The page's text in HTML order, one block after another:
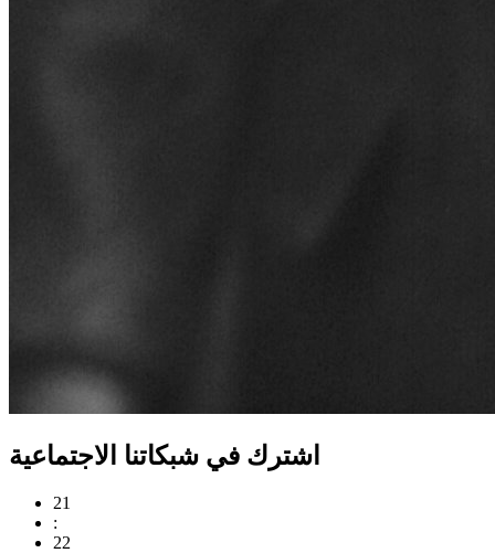
اشترك في شبكاتنا الاجتماعية
21
:
22